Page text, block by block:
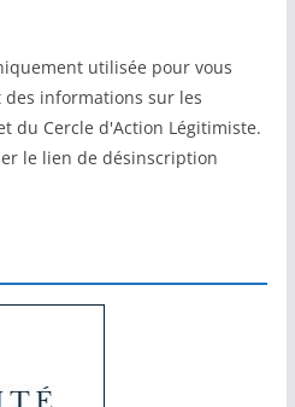
utilisée pour vous
informations sur les
du Cercle d'Action Légitimiste.
le lien de désinscription